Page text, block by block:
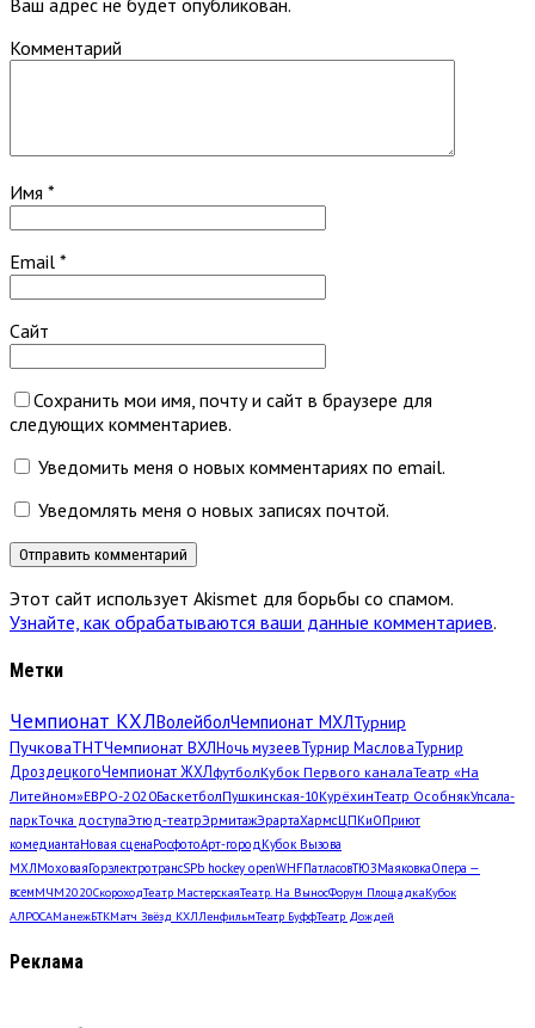
Комментарий
Имя *
Email *
Сайт
Сохранить мои имя, почту и сайт в браузере для
следующих комментариев.
Уведомить меня о новых комментариях по email.
Уведомлять меня о новых записях почтой.
Этот сайт использует Akismet для борьбы со спамом.
Узнайте, как обрабатываются ваши данные комментариев.
Метки
Чемпионат КХЛВолейболЧемпионат МХЛТурнир
ПучковаТНТЧемпионат ВХЛНочь музеевТурнир МасловаТурнир
ДроздецкогоЧемпионат ЖХЛфутболКубок Первого каналаТеатр «На
Литейном»ЕВРО-2020БаскетболПушкинская-10КурёхинТеатр ОсобнякУпсала-
паркТочка доступаЭтюд-театрЭрмитажЭрартаХармсЦПКиОПриют
комедиантаНовая сценаРосфотоАрт-город Кубок Вызова
МХЛМоховаяГорэлектротрансSPb hockey openWHFПатласовТЮЗМаяковкаОпера —
всемМЧМ2020СкороходТеатр МастерскаяТеатр. На ВыносФорум ПлощадкаКубок
АЛРОСАМанежБТКМатч Звёзд КХЛЛенфильмТеатр БуффТеатр Дождей
Реклама